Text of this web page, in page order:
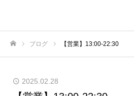
ブログ 【営業】13:00-22:30
2025.02.28